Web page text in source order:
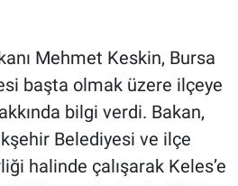
Mehmet Keskin, Bursa
başta olmak üzere ilçeye
bilgi verdi. Bakan,
Belediyesi ve ilçe
halinde çalışarak Keles’e